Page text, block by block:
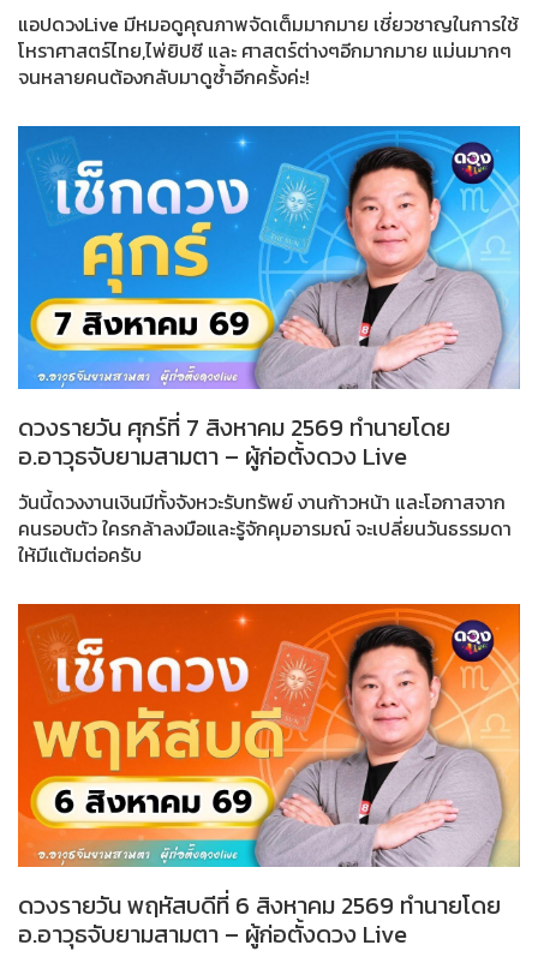
แอปดวงLive มีหมอดูคุณภาพจัดเต็มมากมาย เชี่ยวชาญในการใช้
โหราศาสตร์ไทย,ไพ่ยิปซี และ ศาสตร์ต่างๆอีกมากมาย แม่นมากๆ
จนหลายคนต้องกลับมาดูซ้ำอีกครั้งค่ะ!
ดวงรายวัน ศุกร์ที่ 7 สิงหาคม 2569 ทำนายโดย
อ.อาวุธจับยามสามตา – ผู้ก่อตั้งดวง Live
วันนี้ดวงงานเงินมีทั้งจังหวะรับทรัพย์ งานก้าวหน้า และโอกาสจาก
คนรอบตัว ใครกล้าลงมือและรู้จักคุมอารมณ์ จะเปลี่ยนวันธรรมดา
ให้มีแต้มต่อครับ
ดวงรายวัน พฤหัสบดีที่ 6 สิงหาคม 2569 ทำนายโดย
อ.อาวุธจับยามสามตา – ผู้ก่อตั้งดวง Live